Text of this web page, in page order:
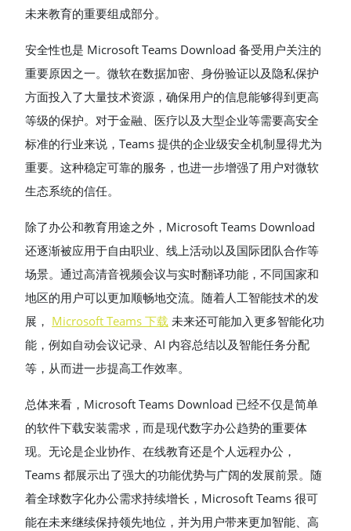
未来教育的重要组成部分。
安全性也是 Microsoft Teams Download 备受用户关注的
重要原因之一。微软在数据加密、身份验证以及隐私保护
方面投入了大量技术资源，确保用户的信息能够得到更高
等级的保护。对于金融、医疗以及大型企业等需要高安全
标准的行业来说，Teams 提供的企业级安全机制显得尤为
重要。这种稳定可靠的服务，也进一步增强了用户对微软
生态系统的信任。
除了办公和教育用途之外，Microsoft Teams Download
还逐渐被应用于自由职业、线上活动以及国际团队合作等
场景。通过高清音视频会议与实时翻译功能，不同国家和
地区的用户可以更加顺畅地交流。随着人工智能技术的发
展， Microsoft Teams 下载 未来还可能加入更多智能化功
能，例如自动会议记录、AI 内容总结以及智能任务分配
等，从而进一步提高工作效率。
总体来看，Microsoft Teams Download 已经不仅是简单
的软件下载安装需求，而是现代数字办公趋势的重要体
现。无论是企业协作、在线教育还是个人远程办公，
Teams 都展示出了强大的功能优势与广阔的发展前景。随
着全球数字化办公需求持续增长，Microsoft Teams 很可
能在未来继续保持领先地位，并为用户带来更加智能、高